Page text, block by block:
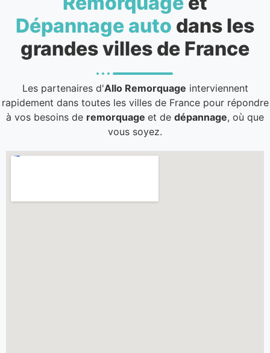
Dépannage auto dans les
grandes villes de France
Les partenaires d'Allo Remorquage interviennent
rapidement dans toutes les villes de France pour répondre
à vos besoins de remorquage et de dépannage, où que
vous soyez.